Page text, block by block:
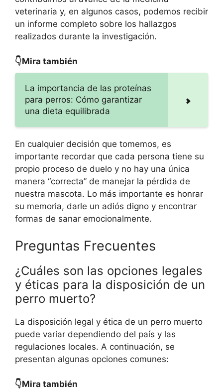
veterinaria y, en algunos casos, podemos recibir
un informe completo sobre los hallazgos
realizados durante la investigación.
👇Mira también
La importancia de las proteínas
para perros: Cómo garantizar
una dieta equilibrada
En cualquier decisión que tomemos, es
importante recordar que cada persona tiene su
propio proceso de duelo y no hay una única
manera “correcta” de manejar la pérdida de
nuestra mascota. Lo más importante es honrar
su memoria, darle un adiós digno y encontrar
formas de sanar emocionalmente.
Preguntas Frecuentes
¿Cuáles son las opciones legales
y éticas para la disposición de un
perro muerto?
La disposición legal y ética de un perro muerto
puede variar dependiendo del país y las
regulaciones locales. A continuación, se
presentan algunas opciones comunes:
👇Mira también